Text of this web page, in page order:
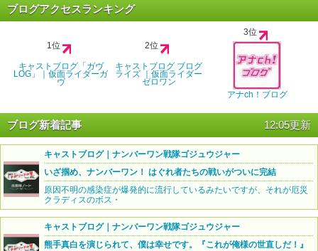
ブログアクセスランキング
1位
キャストブログ「ガヴ
LOG」｜仮面ライダーガ
ヴ
2位
キャストブログ ブログ
ライズ ｜仮面ライダー
ゼロワン
3位
アナch！ブログ
ブログ新着記事 12:05更新
キャストブログ｜ナンバーワン戦隊ゴジュウジャー
いざ掴め、ナンバーワン！ はぐれ者たちの戦いがついに完結
原因不明の感染症が爆発的に流行しているみたいですが、それが厄災
クラディスのボス・
キャストブログ｜ナンバーワン戦隊ゴジュウジャー
熊手真白を演じられて、僕は幸せです。『これが俺様の世直しだ！』